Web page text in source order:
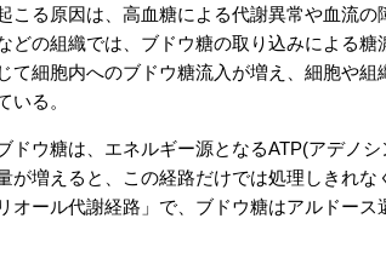
る原因は、高血糖による代謝異常や血流の
どの組織では、ブドウ糖の取り込みによる
て細胞内へのブドウ糖流入が増え、細胞や組
いる。
ウ糖は、エネルギー源となるATP(アデノシ
が増えると、この経路だけでは処理しきれ
オール代謝経路」で、ブドウ糖はアルドー